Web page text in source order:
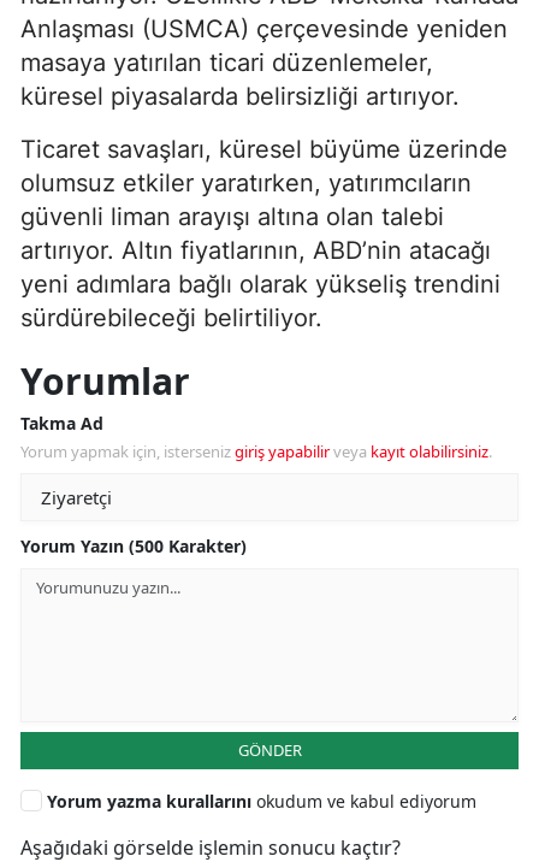
Anlaşması (USMCA) çerçevesinde yeniden
masaya yatırılan ticari düzenlemeler,
küresel piyasalarda belirsizliği artırıyor.
Ticaret savaşları, küresel büyüme üzerinde
olumsuz etkiler yaratırken, yatırımcıların
güvenli liman arayışı altına olan talebi
artırıyor. Altın fiyatlarının, ABD’nin atacağı
yeni adımlara bağlı olarak yükseliş trendini
sürdürebileceği belirtiliyor.
Yorumlar
Takma Ad
Yorum yapmak için, istersenizgiriş yapabilirveya kayıt olabilirsiniz.
Yorum Yazın (500 Karakter)
GÖNDER
Yorum yazma kurallarını okudum ve kabul ediyorum
Aşağıdaki görselde işlemin sonucu kaçtır?